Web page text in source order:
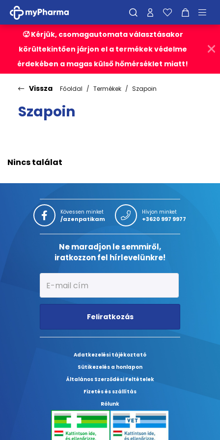
🥵 Kérjük, csomagautomata választásakor
körültekintően járjon el a termékek védelme
érdekében a magas külső hőmérséklet miatt!
Vissza Főoldal Termékek Szapoin
Szapoin
Nincs találat
Kövessen minket
/azenpatikam
Hívjon minket
+3620 997 9977
Ne maradjon le semmiről,
iratkozzon fel hírlevelünkre!
Feliratkozás
Adatkezelési tájékoztató
Sütikezelés a honlapon
Általános Szerződési Feltételek
Fizetés és szállítás
Rólunk